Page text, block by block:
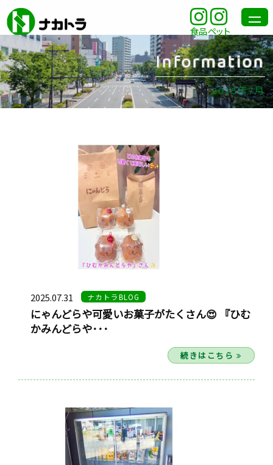
食品ペット
Information
2025年7月
2025.07.31 ナカトラBLOG
にゃんどらや可愛いお菓子がたくさん😍 『ひむ
かみんどらや･･･
続きはこちら